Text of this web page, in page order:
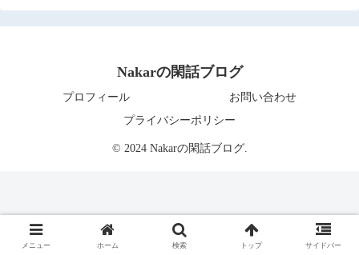
Nakarの閑話ブログ
プロフィール
お問い合わせ
プライバシーポリシー
© 2024 Nakarの閑話ブログ.
メニュー ホーム 検索 トップ サイドバー